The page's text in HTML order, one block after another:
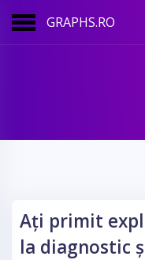
GRAPHS.RO
Ați primit
la diagnostic